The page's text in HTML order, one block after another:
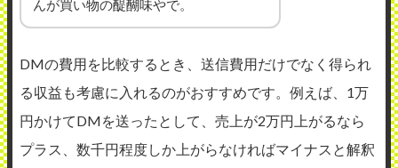
んが買い物の醍醐味やで。
DMの費用を比較するとき、送信費用だけでなく得られ
る収益も考慮に入れるのがおすすめです。例えば、1万
円かけてDMを送ったとして、売上が2万円上がるなら
プラス、数千円程度しか上がらなければマイナスと解釈